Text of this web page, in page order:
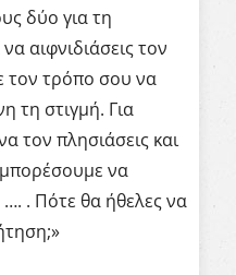
δύο για τη
αιφνιδιάσεις τον
τον τρόπο σου να
τη στιγμή. Για
τον πλησιάσεις και
να
…. . Πότε θα ήθελες να